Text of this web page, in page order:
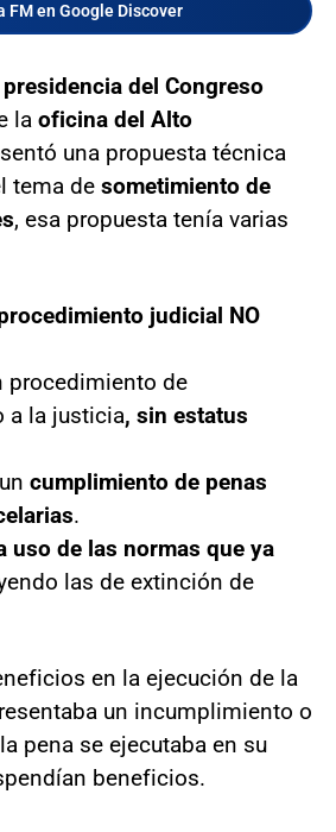
FM en Google Discover
presidencia del Congreso
la oficina del Alto
una propuesta técnica
tema de sometimiento de
, esa propuesta tenía varias
judicial NO
procedimiento de
a la justicia, sin estatus
cumplimiento de penas
.
uso de las normas que ya
las de extinción de
en la ejecución de la
un incumplimiento o
pena se ejecutaba en su
beneficios.